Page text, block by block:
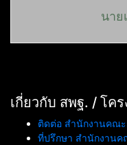
นาย
เกี่ยวกับ สพฐ. / โค
ติดต่อ สำนักงานคณ
ที่ปรึกษา สำนักงาน